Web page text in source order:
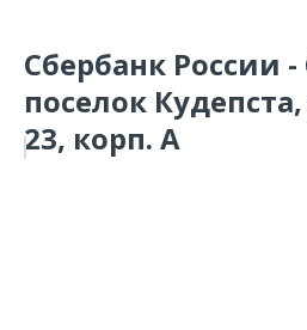
Сбербанк России
поселок
23, корп. А